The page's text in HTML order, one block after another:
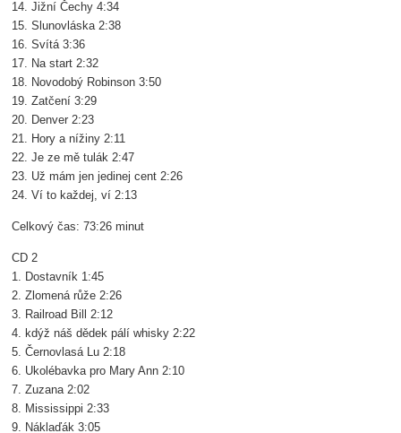
14. Jižní Čechy 4:34
15. Slunovláska 2:38
16. Svítá 3:36
17. Na start 2:32
18. Novodobý Robinson 3:50
19. Zatčení 3:29
20. Denver 2:23
21. Hory a nížiny 2:11
22. Je ze mě tulák 2:47
23. Už mám jen jedinej cent 2:26
24. Ví to každej, ví 2:13
Celkový čas: 73:26 minut
CD 2
1. Dostavník 1:45
2. Zlomená růže 2:26
3. Railroad Bill 2:12
4. kdýž náš dědek pálí whisky 2:22
5. Černovlasá Lu 2:18
6. Ukolébavka pro Mary Ann 2:10
7. Zuzana 2:02
8. Mississippi 2:33
9. Náklaďák 3:05